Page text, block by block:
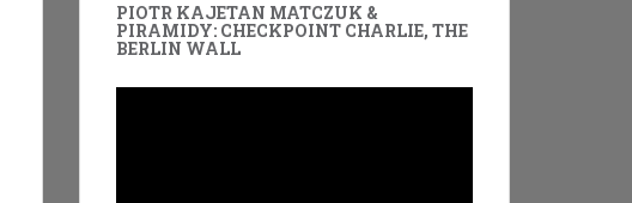
PIOTR KAJETAN MATCZUK &
PIRAMIDY: CHECKPOINT CHARLIE, THE
BERLIN WALL